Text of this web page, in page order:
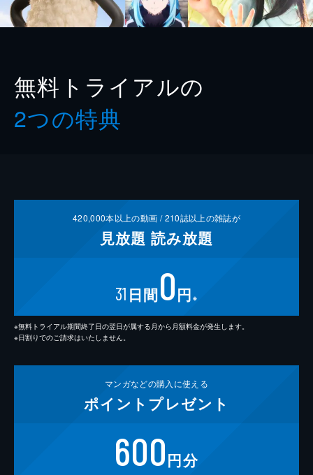
無料トライアルの
2つの特典
420,000本以上の動画 /210誌以上の雑誌が
見放題 読み放題
31 日間0円 ※
※無料トライアル期間終了日の翌日が属する月から月額料金が発生します。
※日割りでのご請求はいたしません。
マンガなどの購入に使える
ポイント プレゼント
600円分